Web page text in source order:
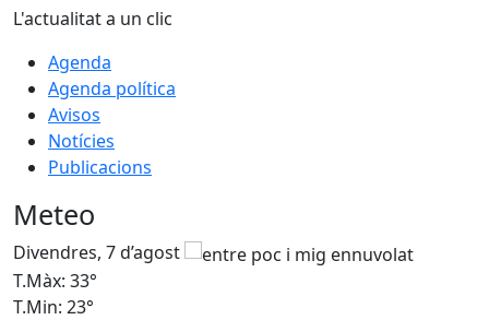
L'actualitat a un clic
Agenda
Agenda política
Avisos
Notícies
Publicacions
Meteo
Divendres, 7 d’agost
T.Màx: 33°
T.Min: 23°